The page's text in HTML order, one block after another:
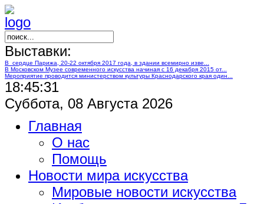
Выставки:
В сердце Парижа, 20-22 октября 2017 года, в здании всемирно изве...
В Московском Музее современного искусства начиная с 16 декабря 2015 от...
Мероприятие проводится министерством культуры Краснодарского края один...
18:45:31
Суббота, 08 Августа 2026
Главная
О нас
Помощь
Новости мира искусства
Мировые новости искусства